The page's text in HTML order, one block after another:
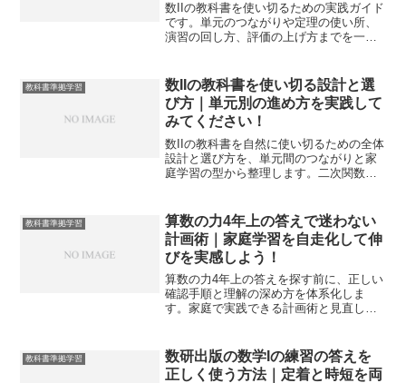
数IIの教科書を使い切るための実践ガイド
です。単元のつながりや定理の使い所、
演習の回し方、評価の上げ方までを一気
教科書準拠学習
数IIの教科書を使い切る設計と選
び方｜単元別の進め方を実践して
みてください！
数IIの教科書を自然に使い切るための全体
設計と選び方を、単元間のつながりと家
庭学習の型から整理します。二次関数や
教科書準拠学習
算数の力4年上の答えで迷わない
計画術｜家庭学習を自走化して伸
びを実感しよう！
算数の力4年上の答えを探す前に、正しい
確認手順と理解の深め方を体系化しま
す。家庭で実践できる計画術と見直しル
教科書準拠学習
数研出版の数学Iの練習の答えを
正しく使う方法｜定着と時短を両